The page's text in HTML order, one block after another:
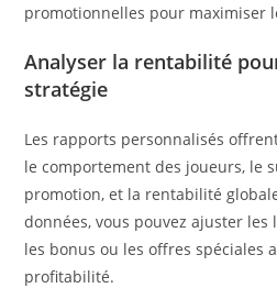
promotionnelles pour maximiser
Analyser la rentabilité
stratégie
Les rapports personnalisés
le comportement des joueurs, le
promotion, et la rentabilité
données, vous pouvez ajuster
les bonus ou les offres spéciales
profitabilité.